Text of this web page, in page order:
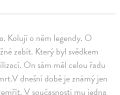
Kolují o něm legendy. O
zabít. Který byl svědkem
On sám měl celou řadu
dnešní době je známý jen
V současnosti mu jedna